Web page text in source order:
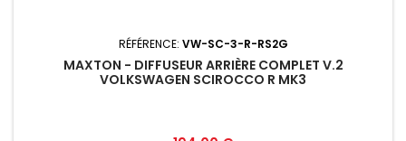
RÉFÉRENCE: VW-SC-3-R-RS2G
MAXTON - DIFFUSEUR ARRIÈRE COMPLET V.2
VOLKSWAGEN SCIROCCO R MK3